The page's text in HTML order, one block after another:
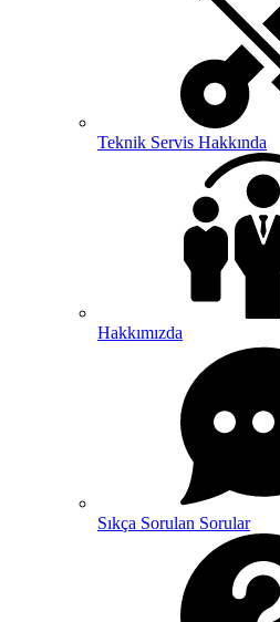
Teknik Servis Hakkında
Hakkımızda
Sıkça Sorulan Sorular